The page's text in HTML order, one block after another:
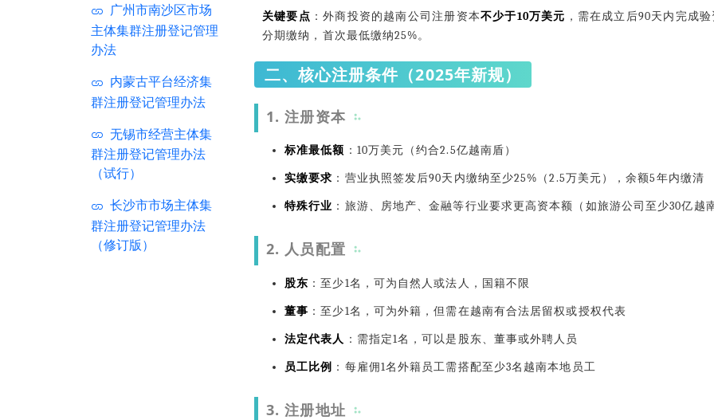
广州市南沙区市场
主体集群注册登记管理
办法
内蒙古平台经济集
群注册登记管理办法
无锡市经营主体集
群注册登记管理办法
（试行）
长沙市市场主体集
群注册登记管理办法
（修订版）
关键要点 ：外商投资的越南公司注册资本不少于10万美元 ，需在成立后90天内完成
分期缴纳，首次最低缴纳25%。
二、核心注册条件（2025年新规）
1.注册资本
标准最低额 ：10万美元（约合2.5亿越南盾）
实缴要求 ：营业执照签发后90天内缴纳至少25%（2.5万美元），余额5年内缴清
特殊行业 ：旅游、房地产、金融等行业要求更高资本额（如旅游公司至少30亿越
2. 人员配置
股东 ：至少1名，可为自然人或法人，国籍不限
董事 ：至少1名，可为外籍，但需在越南有合法居留权或授权代表
法定代表人 ：需指定1名，可以是股东、董事或外聘人员
员工比例 ：每雇佣1名外籍员工需搭配至少3名越南本地员工
3.注册地址